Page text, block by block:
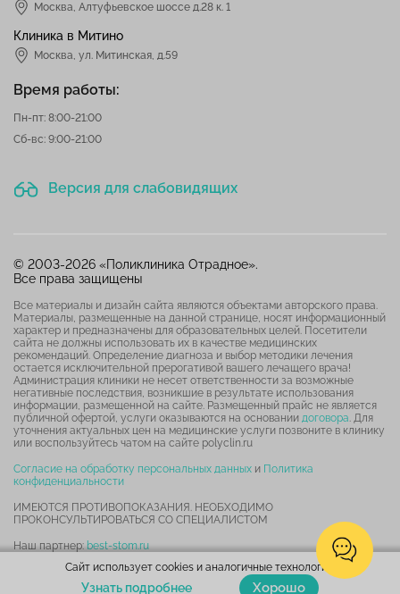
Москва, Алтуфьевское шоссе д.28 к. 1
Клиника в Митино
Москва, ул. Митинская, д.59
Время работы:
Пн-пт: 8:00-21:00
Сб-вс: 9:00-21:00
Версия для слабовидящих
© 2003-2026 «Поликлиника Отрадное».
Все права защищены
Все материалы и дизайн сайта являются объектами авторского права.
Материалы, размещенные на данной странице, носят информационный
характер и предназначены для образовательных целей. Посетители
сайта не должны использовать их в качестве медицинских
рекомендаций. Определение диагноза и выбор методики лечения
остается исключительной прерогативой вашего лечащего врача!
Администрация клиники не несет ответственности за возможные
негативные последствия, возникшие в результате использования
информации, размещенной на сайте. Размещенный прайс не является
публичной офертой, услуги оказываются на основании договора. Для
уточнения актуальных цен на медицинские услуги позвоните в клинику
или воспользуйтесь чатом на сайте polyclin.ru
Согласие на обработку персональных данных и Политика
конфиденциальности
ИМЕЮТСЯ ПРОТИВОПОКАЗАНИЯ. НЕОБХОДИМО
ПРОКОНСУЛЬТИРОВАТЬСЯ СО СПЕЦИАЛИСТОМ
Наш партнер:best-stom.ru
Карта сайтаСайт использует cookies и аналогичные технологии.
Узнать подробнее Хорошо